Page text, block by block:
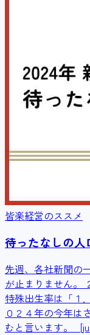
皆楽経営のススメ
待ったなしの人
先週、各社新聞の
が止まりません。
特殊出生率は「１
０２４年の今年は
むと言います。